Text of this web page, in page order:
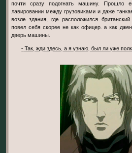
почти сразу подогнать машину. Прошло
лавировании между грузовиками и даже
возле здания, где расположился
повел себя скорее не как офицер. а как
дверь машины.
- Так, жди здесь, а я узнаю, был ли уже